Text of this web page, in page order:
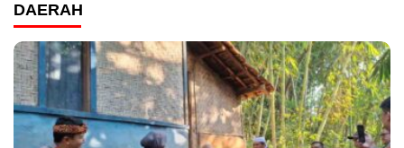
DAERAH